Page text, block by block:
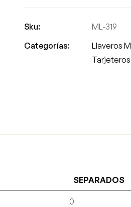
Sku:
ML-319
Categorías:
Llaveros
Tarjeteros
SEPARADOS
0